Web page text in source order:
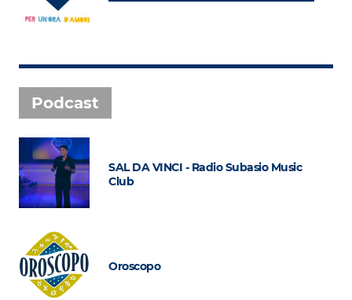
Podcast
SAL DA VINCI - Radio Subasio Music
Club
Oroscopo